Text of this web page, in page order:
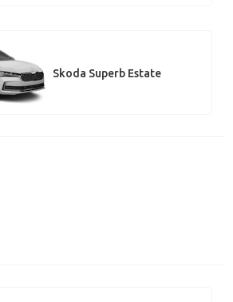
Skoda Superb Estate